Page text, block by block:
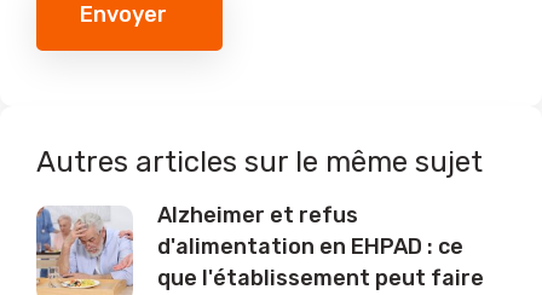
Envoyer
Autres articles sur le même sujet
Alzheimer et refus
d'alimentation en EHPAD : ce
que l'établissement peut faire